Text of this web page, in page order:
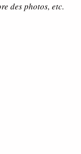
des photos, etc.